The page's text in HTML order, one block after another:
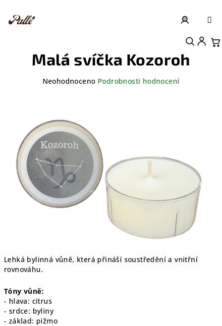
obsah
Přihlášení
Lehká bylinná vůně, která přináší soustředění a vnitřní
rovnováhu.
Tóny vůně:
- hlava: citrus
- srdce: byliny
- základ: pižmo
Malá svíčka Kozoroh
hvězdiček.
Neohodnoceno Podrobnosti hodnocení